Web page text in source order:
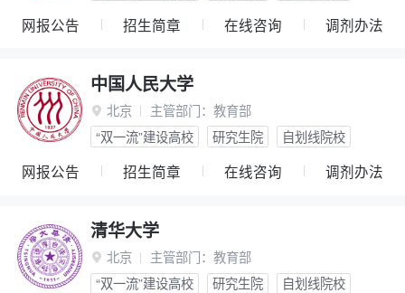
网报公告 招生简章 在线咨询 调剂办法
中国人民大学
 北京 主管部门： 教育部
“双一流”建设高校
研究生院 自划线院校
网报公告 招生简章 在线咨询 调剂办法
清华大学
 北京 主管部门： 教育部
“双一流”建设高校
研究生院 自划线院校